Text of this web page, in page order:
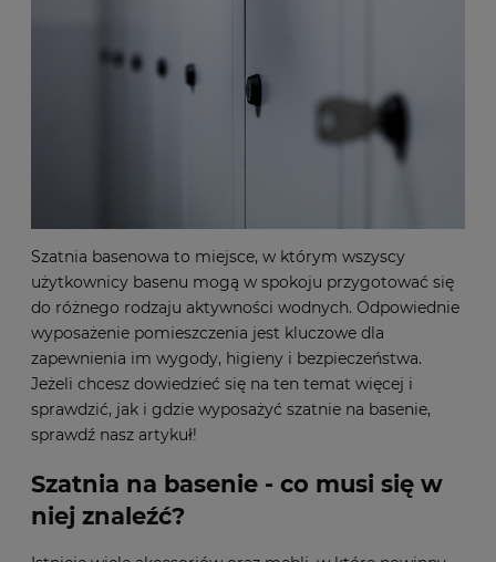
Szatnia basenowa to miejsce, w którym wszyscy
użytkownicy basenu mogą w spokoju przygotować się
do różnego rodzaju aktywności wodnych. Odpowiednie
wyposażenie pomieszczenia jest kluczowe dla
zapewnienia im wygody, higieny i bezpieczeństwa.
Jeżeli chcesz dowiedzieć się na ten temat więcej i
sprawdzić, jak i gdzie wyposażyć szatnie na basenie,
sprawdź nasz artykuł!
Szatnia na basenie - co musi się w
niej znaleźć?